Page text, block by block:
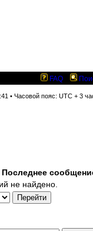
FAQ
• Часовой пояс: UTC + 3
Последнее
не найдено.